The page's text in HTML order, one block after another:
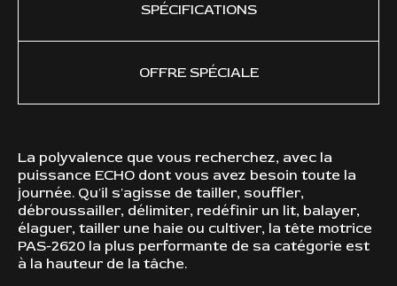
SPÉCIFICATIONS
OFFRE SPÉCIALE
La polyvalence que vous recherchez, avec la
puissance ECHO dont vous avez besoin toute la
journée. Qu'il s'agisse de tailler, souffler,
débroussailler, délimiter, redéfinir un lit, balayer,
élaguer, tailler une haie ou cultiver, la tête motrice
PAS-2620 la plus performante de sa catégorie est
à la hauteur de la tâche.